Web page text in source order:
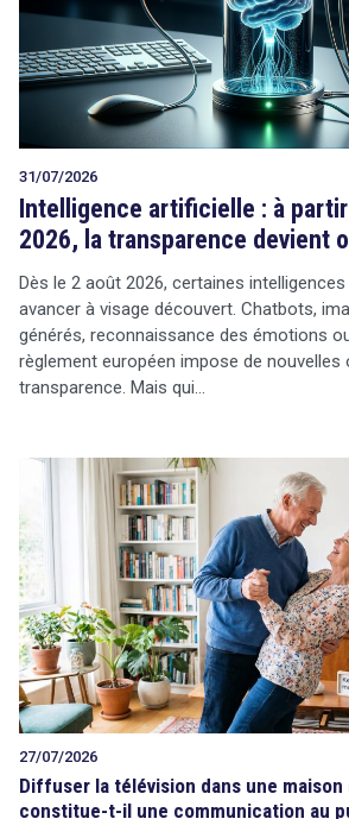
Tout sur le droit de
Rechercher
CONTACT
27/07/2026
Diffuser la télévision dans une
constitue-t-il une communication au
31/07/2026
Intelligence artificielle : à
2026, la transparence devient
Dès le 2 août 2026, certaines
avancer à visage découvert. Chatbots,
générés, reconnaissance des émotions
règlement européen impose de nouvelles
transparence. Mais qui…